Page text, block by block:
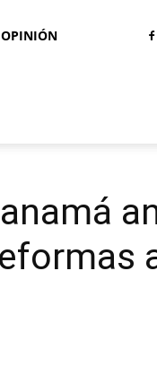
OPINIÓN